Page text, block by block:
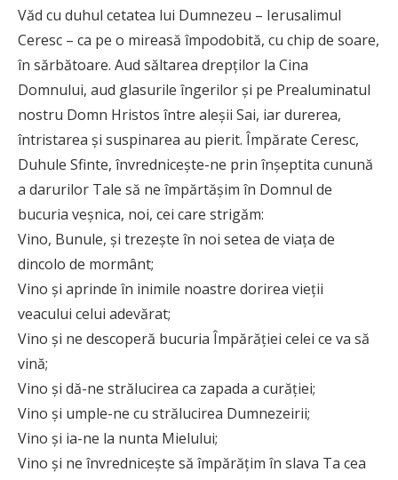
Văd cu duhul cetatea lui Dumnezeu – Ierusalimul
Ceresc – ca pe o mireasă împodobită, cu chip de soare,
în sărbătoare. Aud săltarea drepților la Cina
Domnului, aud glasurile îngerilor și pe Prealuminatul
nostru Domn Hristos între aleșii Sai, iar durerea,
întristarea și suspinarea au pierit. Împărate Ceresc,
Duhule Sfinte, învrednicește-ne prin înșeptita cunună
a darurilor Tale să ne împărtășim în Domnul de
bucuria veșnica, noi, cei care strigăm:
Vino, Bunule, și trezește în noi setea de viața de
dincolo de mormânt;
Vino și aprinde în inimile noastre dorirea vieții
veacului celui adevărat;
Vino și ne descoperă bucuria Împărăției celei ce va să
vină;
Vino și dă-ne strălucirea ca zapada a curăției;
Vino și umple-ne cu strălucirea Dumnezeirii;
Vino și ia-ne la nunta Mielului;
Vino și ne învrednicește să împărățim în slava Ta cea